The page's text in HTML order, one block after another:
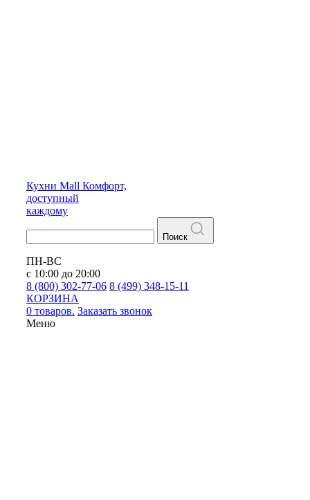
Кухни Mall Комфорт,
доступный
каждому
Поиск
ПН-ВС
с 10:00 до 20:00
8 (800) 302-77-06 8 (499) 348-15-11
КОРЗИНА
0 товаров. Заказать звонок
Меню